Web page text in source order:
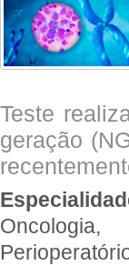
Teste
geração